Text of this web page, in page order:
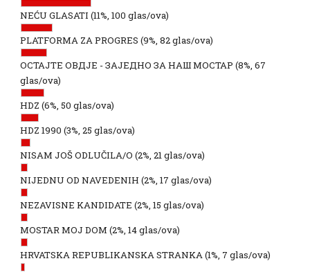
NEĆU GLASATI (11%, 100 glas/ova)
PLATFORMA ZA PROGRES (9%, 82 glas/ova)
ОСТАЈТЕ ОВДЈЕ - ЗАЈЕДНО ЗА НАШ МОСТАР (8%, 67
glas/ova)
HDZ (6%, 50 glas/ova)
HDZ 1990 (3%, 25 glas/ova)
NISAM JOŠ ODLUČILA/O (2%, 21 glas/ova)
NIJEDNU OD NAVEDENIH (2%, 17 glas/ova)
NEZAVISNE KANDIDATE (2%, 15 glas/ova)
MOSTAR MOJ DOM (2%, 14 glas/ova)
HRVATSKA REPUBLIKANSKA STRANKA(1%, 7 glas/ova)